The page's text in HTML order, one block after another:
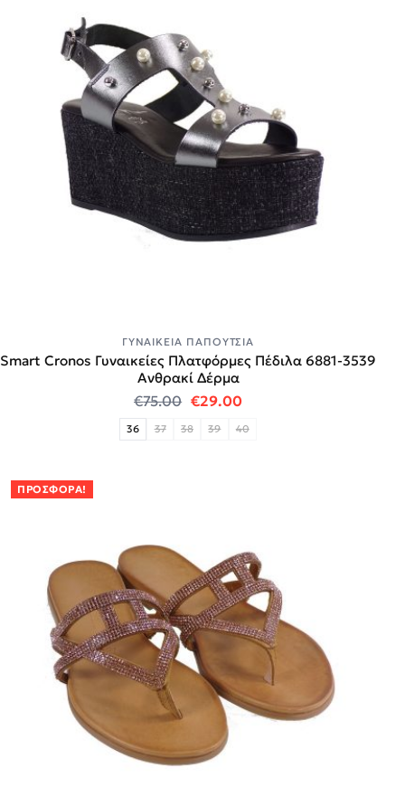
ΓΥΝΑΙΚΕΊΑ ΠΑΠΟΎΤΣΙΑ
Smart Cronos Γυναικείες Πλατφόρμες Πέδιλα 6881-3539
Ανθρακί Δέρμα
€75.00 Original price was: €75.00.
€29.00Η τρέχουσα τιμή
36 37 38 39 40
ΠΡΟΣΦΟΡΆ!